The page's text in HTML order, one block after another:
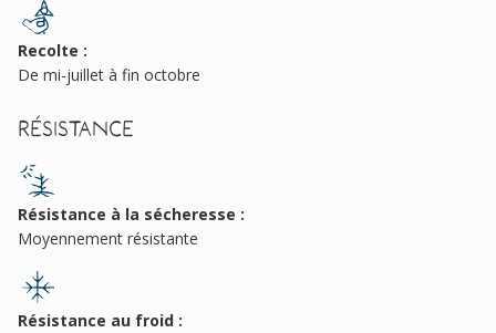
Recolte :
De mi-juillet à fin octobre
Résistance
Résistance à la sécheresse :
Moyennement résistante
Résistance au froid :